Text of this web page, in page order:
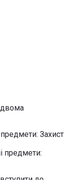
двома
Захист
предмети: